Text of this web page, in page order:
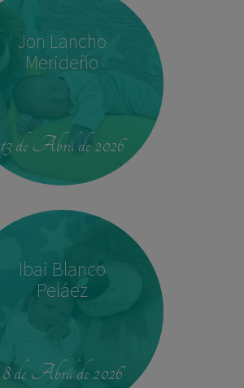
Jon Lancho
Merideño
13 de Abril de 2026
Ibai Blanco
Peláez
8 de Abril de 2026